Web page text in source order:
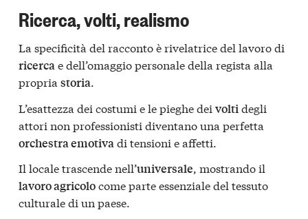
Ricerca, volti, realismo
La specificità del racconto è rivelatrice del lavoro di
ricercae dell’omaggio personale della regista alla
propria storia.
L’esattezza dei costumi e le pieghe dei voltidegli
attori non professionisti diventano una perfetta
orchestra emotivadi tensioni e affetti.
Il locale trascende nell’universale, mostrando il
lavoro agricolocome parte essenziale del tessuto
culturale di un paese.